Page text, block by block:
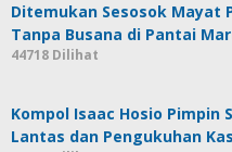
Ditemukan Sesosok Mayat
Tanpa Busana di Pantai
44718 Dilihat
Kompol Isaac Hosio Pimpin
Lantas dan Pengukuhan